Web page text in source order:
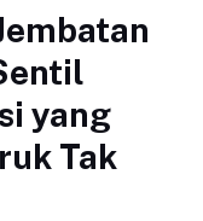
yang
Tak